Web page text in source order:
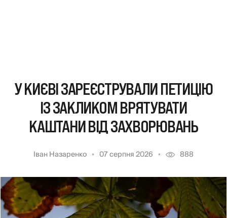
У КИЄВІ ЗАРЕЄСТРУВАЛИ ПЕТИЦІЮ
ІЗ ЗАКЛИКОМ ВРЯТУВАТИ
КАШТАНИ ВІД ЗАХВОРЮВАНЬ
Іван Назаренко 07 серпня 2026 888